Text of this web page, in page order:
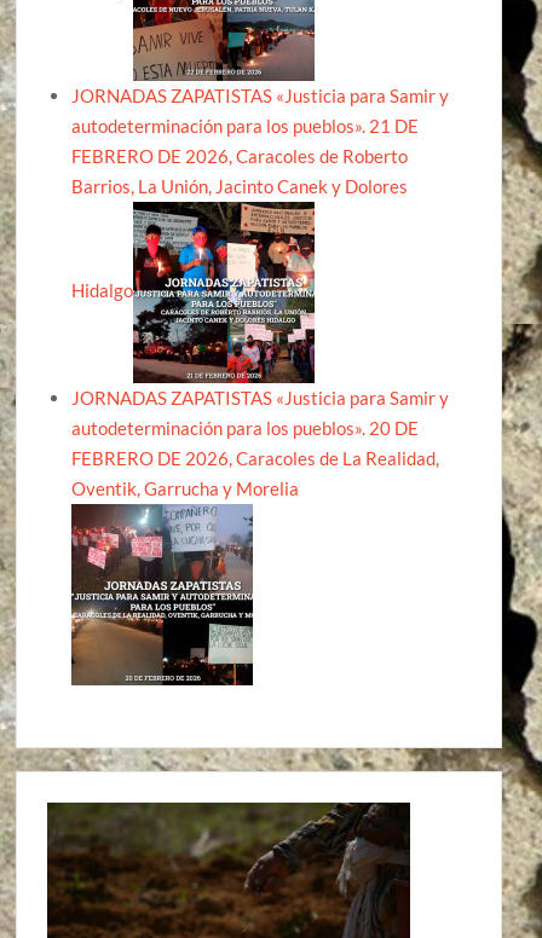
JORNADAS ZAPATISTAS «Justicia para Samir y
autodeterminación para los pueblos». 21 DE
FEBRERO DE 2026, Caracoles de Roberto
Barrios, La Unión, Jacinto Canek y Dolores
Hidalgo
JORNADAS ZAPATISTAS «Justicia para Samir y
autodeterminación para los pueblos». 20 DE
FEBRERO DE 2026, Caracoles de La Realidad,
Oventik, Garrucha y Morelia